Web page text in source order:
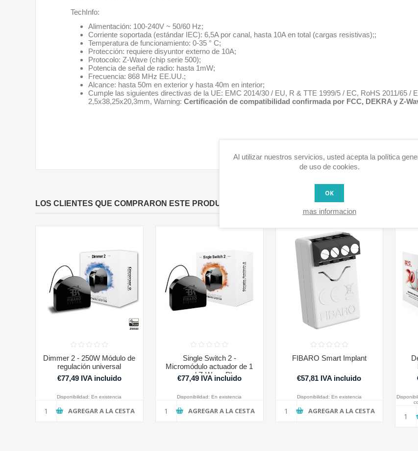
TechInfo:
Alimentación: 100-240V ~ 50/60 Hz;
Corriente soportada (estándar IEC): 6,5A por canal, hasta 10A en total (cargas resistivas);;
Temperatura de funcionamiento: 0-35 ° C;
Protección: requiere disyuntor externo de 10A;
Protocolo: Z-Wave (chip serie 500);
Potencia de señal de radio: hasta 1mW;
Frecuencia: 868 MHz EE.UU.;
Alcance: hasta 50m en exterior y hasta 40m en interior;
Cumple las siguientes directivas de la UE: EMC 2014/30 / EU, R & TTE 1999/5 / EC, RoHS 2011/65 /
2,5x38,25x20,3mm, Warning: Certificación de compatibilidad confirmada por FCC, DEKRA y Z-
LOS CLIENTES QUE COMPRARON ESTE PRODUCTO TAMBIEN HAN COMPRADO
Dimmer 2 - 250W Módulo de
regulación universal
€77,49 IVA incluido
AGREGAR A LA CESTA
Disponibilidad: En existencia
Single Switch 2 -
Micromódulo actuador de 1
canal Z-Wave Plus
€77,49 IVA incluido
AGREGAR A LA CESTA
Disponibilidad: En existencia
FIBARO Smart Implant
€57,81 IVA incluido
AGREGAR A LA CESTA
Disponibilidad: En existencia
Al utilizar nuestros servicios, usted acepta la política
de uso de cookies.
OK
mas informacion